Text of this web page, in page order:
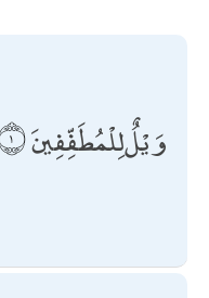
وَيْلٌ لِلْمُطَفِّفِينَ